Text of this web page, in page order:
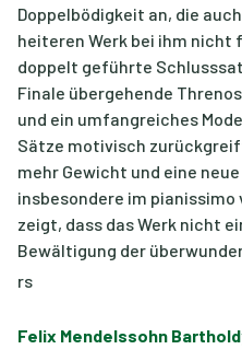
Doppelbödigkeit an, die
heiteren Werk bei ihm nicht
doppelt geführte
Finale übergehende
und ein umfangreiches
Sätze motivisch
mehr Gewicht und eine
insbesondere im pianissimo
zeigt, dass das Werk nicht
Bewältigung der
rs
Felix Mendelssohn